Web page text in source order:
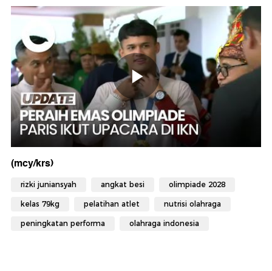
(mcy/krs)
rizki juniansyah angkat besi olimpiade 2028
kelas 79kg pelatihan atlet nutrisi olahraga
peningkatan performa olahraga indonesia